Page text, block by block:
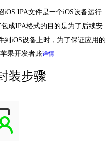
iOS IPA文件是一个iOS设备运行
成IPA格式的目的是为了后续安
到iOS设备上时，为了保证应用的
果开发者账详情
装步骤